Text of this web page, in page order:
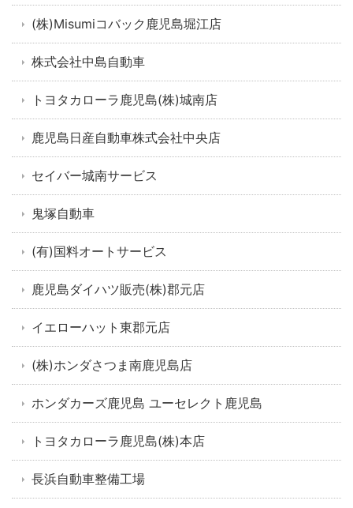
(株)Misumiコバック鹿児島堀江店
株式会社中島自動車
トヨタカローラ鹿児島(株)城南店
鹿児島日産自動車株式会社中央店
セイバー城南サービス
鬼塚自動車
(有)国料オートサービス
鹿児島ダイハツ販売(株)郡元店
イエローハット東郡元店
(株)ホンダさつま南鹿児島店
ホンダカーズ鹿児島 ユーセレクト鹿児島
トヨタカローラ鹿児島(株)本店
長浜自動車整備工場